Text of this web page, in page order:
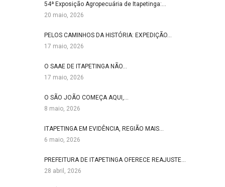
54ª Exposição Agropecuária de Itapetinga:…
20 maio, 2026
PELOS CAMINHOS DA HISTÓRIA: EXPEDIÇÃO…
17 maio, 2026
O SAAE DE ITAPETINGA NÃO…
17 maio, 2026
O SÃO JOÃO COMEÇA AQUI,…
8 maio, 2026
ITAPETINGA EM EVIDÊNCIA, REGIÃO MAIS…
6 maio, 2026
PREFEITURA DE ITAPETINGA OFERECE REAJUSTE…
28 abril, 2026